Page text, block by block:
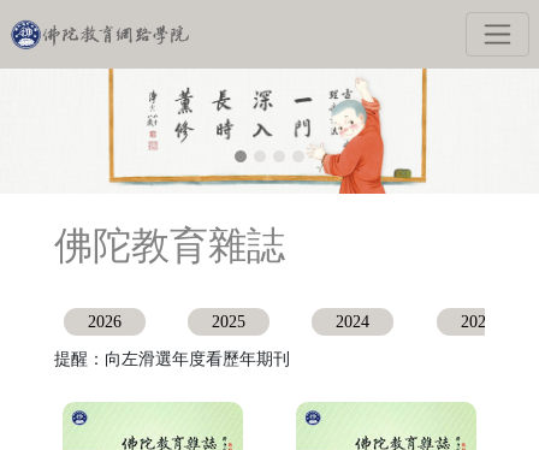
佛陀教育雜誌
2026 2025 2024 2023